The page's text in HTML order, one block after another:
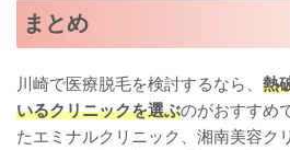
まとめ
川崎で医療脱毛を検討するなら、 熱
いるクリニックを選ぶのがおすすめ
たエミナルクリニック、湘南美容ク